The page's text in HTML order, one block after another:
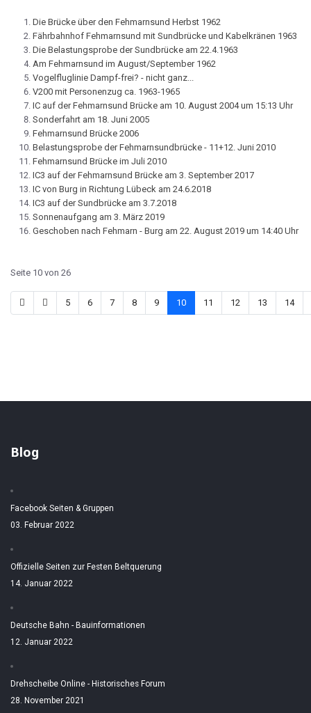
Die Brücke über den Fehmarnsund Herbst 1962
Fährbahnhof Fehmarnsund mit Sundbrücke und Kabelkränen 1963
Die Belastungsprobe der Sundbrücke am 22.4.1963
Am Fehmarnsund im August/September 1962
Vogelfluglinie Dampf-frei? - nicht ganz...
V200 mit Personenzug ca. 1963-1965
IC auf der Fehmarnsund Brücke am 10. August 2004 um 15:13 Uhr
Sonderfahrt am 18. Juni 2005
Fehmarnsund Brücke 2006
Belastungsprobe der Fehmarnsundbrücke - 11+12. Juni 2010
Fehmarnsund Brücke im Juli 2010
IC3 auf der Fehmarnsund Brücke am 3. September 2017
IC von Burg in Richtung Lübeck am 24.6.2018
IC3 auf der Sundbrücke am 3.7.2018
Sonnenaufgang am 3. März 2019
Geschoben nach Fehmarn - Burg am 22. August 2019 um 14:40 Uhr
Seite 10 von 26
5 6 7 8 9 10 11 12 13 14
Blog
Facebook Seiten & Gruppen
03. Februar 2022
Offizielle Seiten zur Festen Beltquerung
14. Januar 2022
Deutsche Bahn - Bauinformationen
12. Januar 2022
Drehscheibe Online - Historisches Forum
28. November 2021